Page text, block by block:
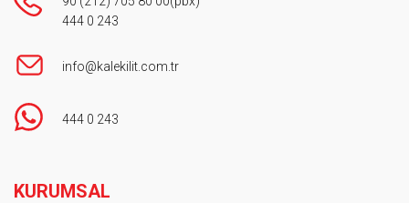
444 0 243
info@kalekilit.com.tr
444 0 243
KURUMSAL